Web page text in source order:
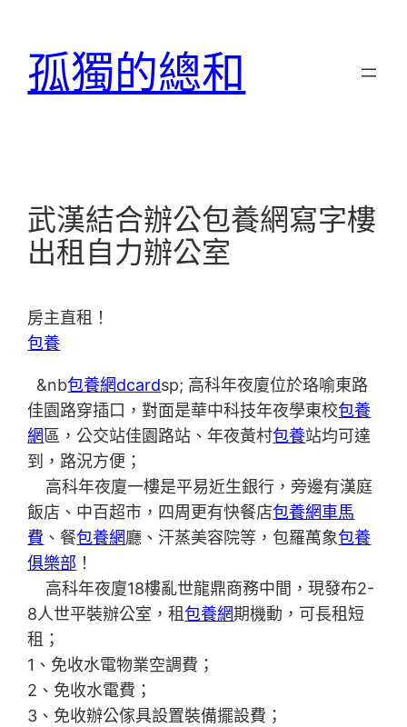
孤獨的總和
武漢結合辦公包養網寫字樓
出租自力辦公室
房主直租！
包養
&nb包養網dcardsp; 高科年夜廈位於珞喻東路
佳園路穿插口，對面是華中科技年夜學東校包養
網區，公交站佳園路站、年夜黃村包養站均可達
到，路況方便；
高科年夜廈一樓是平易近生銀行，旁邊有漢庭
飯店、中百超市，四周更有快餐店包養網車馬
費 、餐包養網廳、汗蒸美容院等，包羅萬象包養
俱樂部 ！
高科年夜廈18樓亂世龍鼎商務中間，現發布2-
8人世平裝辦公室，租包養網期機動，可長租短
租；
1、免收水電物業空調費；
2、免收水電費；
3、免收辦公傢具設置裝備擺設費；